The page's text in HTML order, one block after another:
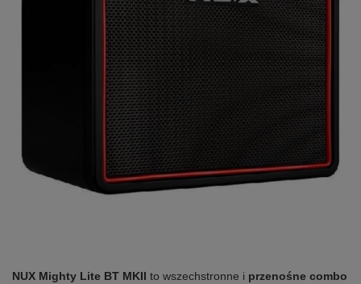
NUX Mighty Lite BT MKII to wszechstronne i przenośne combo